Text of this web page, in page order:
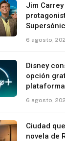
Jim
6 agosto,
Disney
opción
plataforma
6 agosto,
Ciudad
novela de